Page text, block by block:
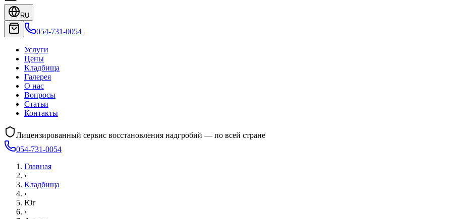
RU
054-731-0054
Услуги
Цены
Кладбища
Галерея
О нас
Вопросы
Статьи
Контакты
Лицензированный сервис восстановления надгробий — по всей стране
054-731-0054
Главная
›
Кладбища
›
Юг
›